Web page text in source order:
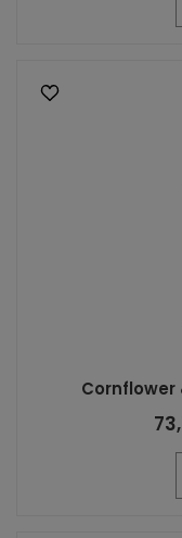
Cornflower